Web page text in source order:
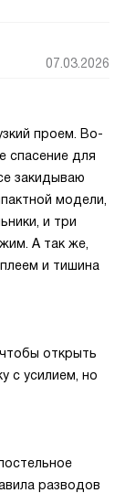
07.03.2026
проем. Во-
спасение для
закидываю
модели,
и три
А так же,
и тишина
открыть
с усилием, но
разводов